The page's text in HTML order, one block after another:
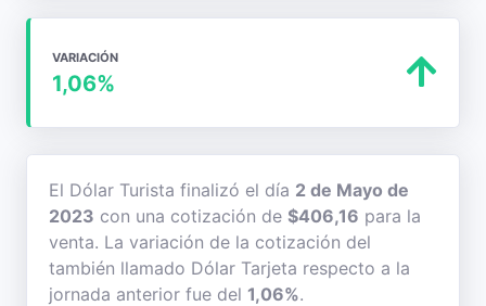
VARIACIÓN
1,06%
El Dólar Turista finalizó el día 2 de Mayo de
2023 con una cotización de $406,16 para la
venta. La variación de la cotización del
también llamado Dólar Tarjeta respecto a la
jornada anterior fue del 1,06%.